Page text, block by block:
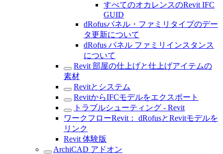
すべてのオカレンスのRevit IFC
GUID
dRofusパネル・ファミリタイプのデー
タ更新について
dRofus パネル ファミリインスタンス
について
Revit 部屋の仕上げと仕上げアイテムの
素材
Revitとシステム
RevitからIFCモデルをエクスポート
トラブルシューティング - Revit
ワークフローRevit： dRofusとRevitモデルを
リンク
Revit 体験版
ArchiCAD アドオン